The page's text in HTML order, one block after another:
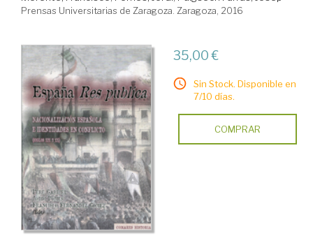
Prensas Universitarias de Zaragoza. Zaragoza, 2016
35,00 €
Sin Stock. Disponible en
7/10 días.
COMPRAR